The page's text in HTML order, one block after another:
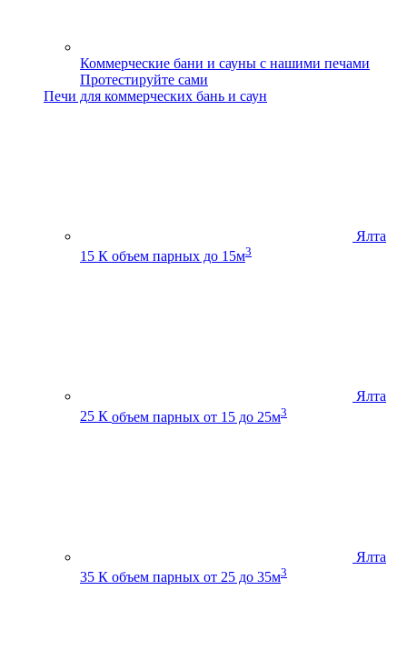
Коммерческие бани и сауны с нашими печами
Протестируйте сами
Печи для коммерческих бань и саун
Ялта
15 К объем парных до 15м3
Ялта
25 К объем парных от 15 до 25м3
Ялта
35 К объем парных от 25 до 35м3